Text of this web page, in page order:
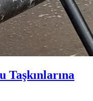
Taşkınlarına